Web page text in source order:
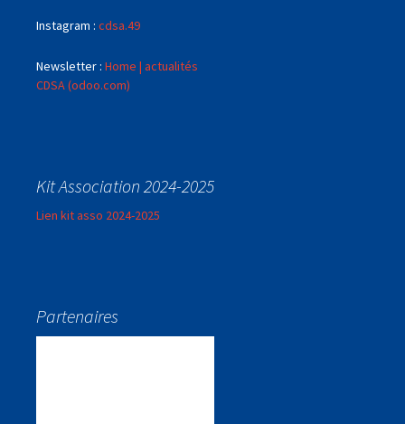
Instagram : cdsa.49
Newsletter : Home | actualités
CDSA (odoo.com)
Kit Association 2024-2025
Lien kit asso 2024-2025
Partenaires